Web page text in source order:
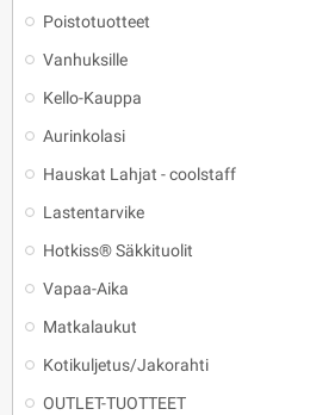
Poistotuotteet
Vanhuksille
Kello-Kauppa
Aurinkolasi
Hauskat Lahjat - coolstaff
Lastentarvike
Hotkiss® Säkkituolit
Vapaa-Aika
Matkalaukut
Kotikuljetus/Jakorahti
OUTLET-TUOTTEET